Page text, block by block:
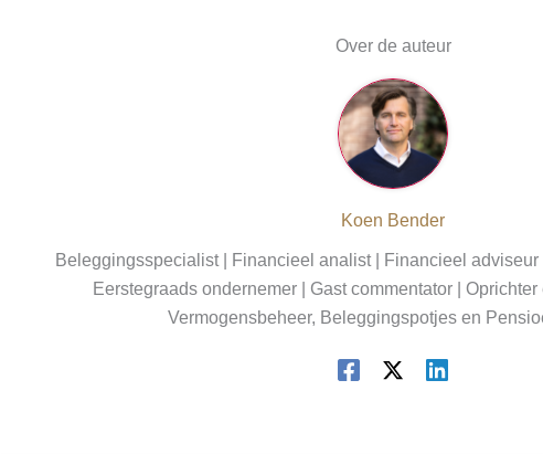
Over de auteur
Koen Bender
Beleggingsspecialist | Financieel analist | Financieel adviseur
Eerstegraads ondernemer | Gast commentator |
Vermogensbeheer, Beleggingspotjes en